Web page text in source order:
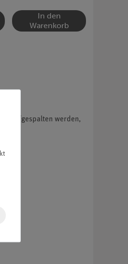
In den
Warenkorb
aufgespalten werden,